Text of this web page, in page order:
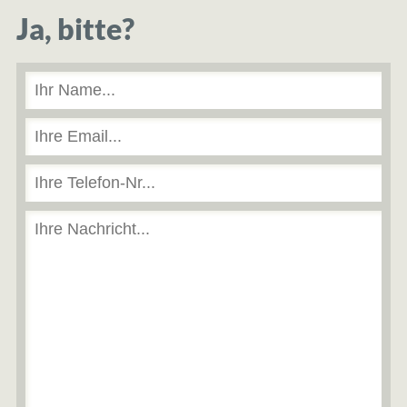
Ja, bitte?